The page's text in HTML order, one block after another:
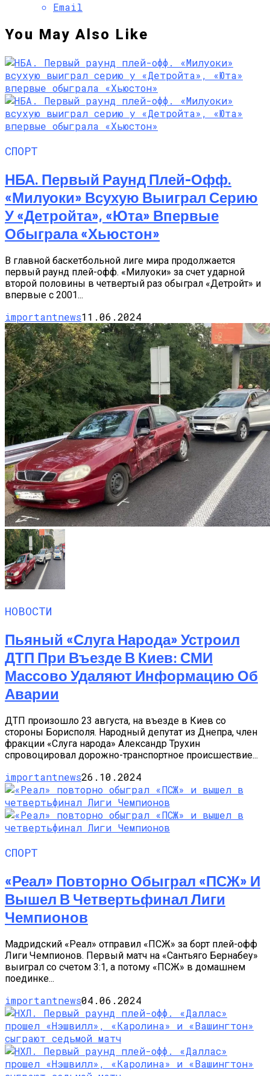
Email
You May Also Like
СПОРТ
НБА. Первый Раунд Плей-Офф.
«Милуоки» Всухую Выиграл Серию
У «Детройта», «Юта» Впервые
Обыграла «Хьюстон»
В главной баскетбольной лиге мира продолжается
первый раунд плей-офф. «Милуоки» за счет ударной
второй половины в четвертый раз обыграл «Детройт» и
впервые с 2001...
importantnews11.06.2024
НОВОСТИ
Пьяный «слуга Народа» Устроил
ДТП При Въезде В Киев: СМИ
Массово Удаляют Информацию Об
Аварии
ДТП произошло 23 августа, на въезде в Киев со
стороны Борисполя. Народный депутат из Днепра, член
фракции «Слуга народа» Александр Трухин
спровоцировал дорожно-транспортное происшествие...
importantnews26.10.2024
СПОРТ
«Реал» Повторно Обыграл «ПСЖ» И
Вышел В Четвертьфинал Лиги
Чемпионов
Мадридский «Реал» отправил «ПСЖ» за борт плей-офф
Лиги Чемпионов. Первый матч на «Сантьяго Бернабеу»
выиграл со счетом 3:1, а потому «ПСЖ» в домашнем
поединке...
importantnews04.06.2024